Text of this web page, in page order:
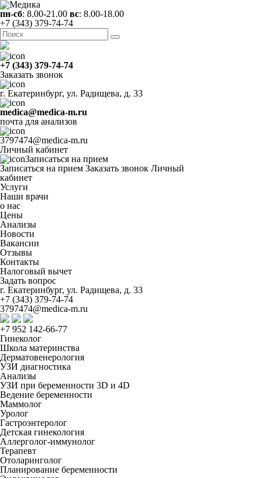
пн-сб: 8.00-21.00 вс: 8.00-18.00
+7 (343) 379-74-74
+7 (343) 379-74-74
Заказать звонок
г. Екатеринбург, ул. Радищева, д. 33
medica@medica-m.ru
почта для анализов
3797474@medica-m.ru
Личный кабинет
Записаться на прием
Записаться на прием Заказать звонок Личный
кабинет
Услуги
Наши врачи
о нас
Цены
Анализы
Новости
Вакансии
Отзывы
Контакты
Налоговый вычет
Задать вопрос
г. Екатеринбург, ул. Радищева, д. 33
+7 (343) 379-74-74
3797474@medica-m.ru
+7 952 142-66-77
Гинеколог
Школа материнства
Дерматовенерология
УЗИ диагностика
Анализы
УЗИ при беременности 3D и 4D
Ведение беременности
Маммолог
Уролог
Гастроэнтеролог
Детская гинекология
Аллерголог-иммунолог
Терапевт
Отоларинголог
Планирование беременности